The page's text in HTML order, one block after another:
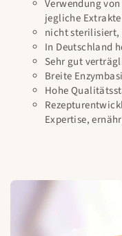
Verwendung
jegliche
nicht sterilisiert,
In Deutschland
Sehr gut
Breite
Hohe
Expertise,